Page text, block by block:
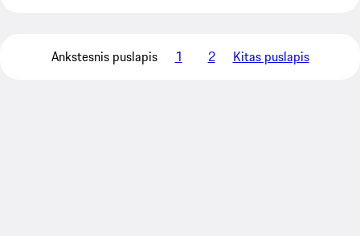
Ankstesnis puslapis 1 2 Kitas puslapis